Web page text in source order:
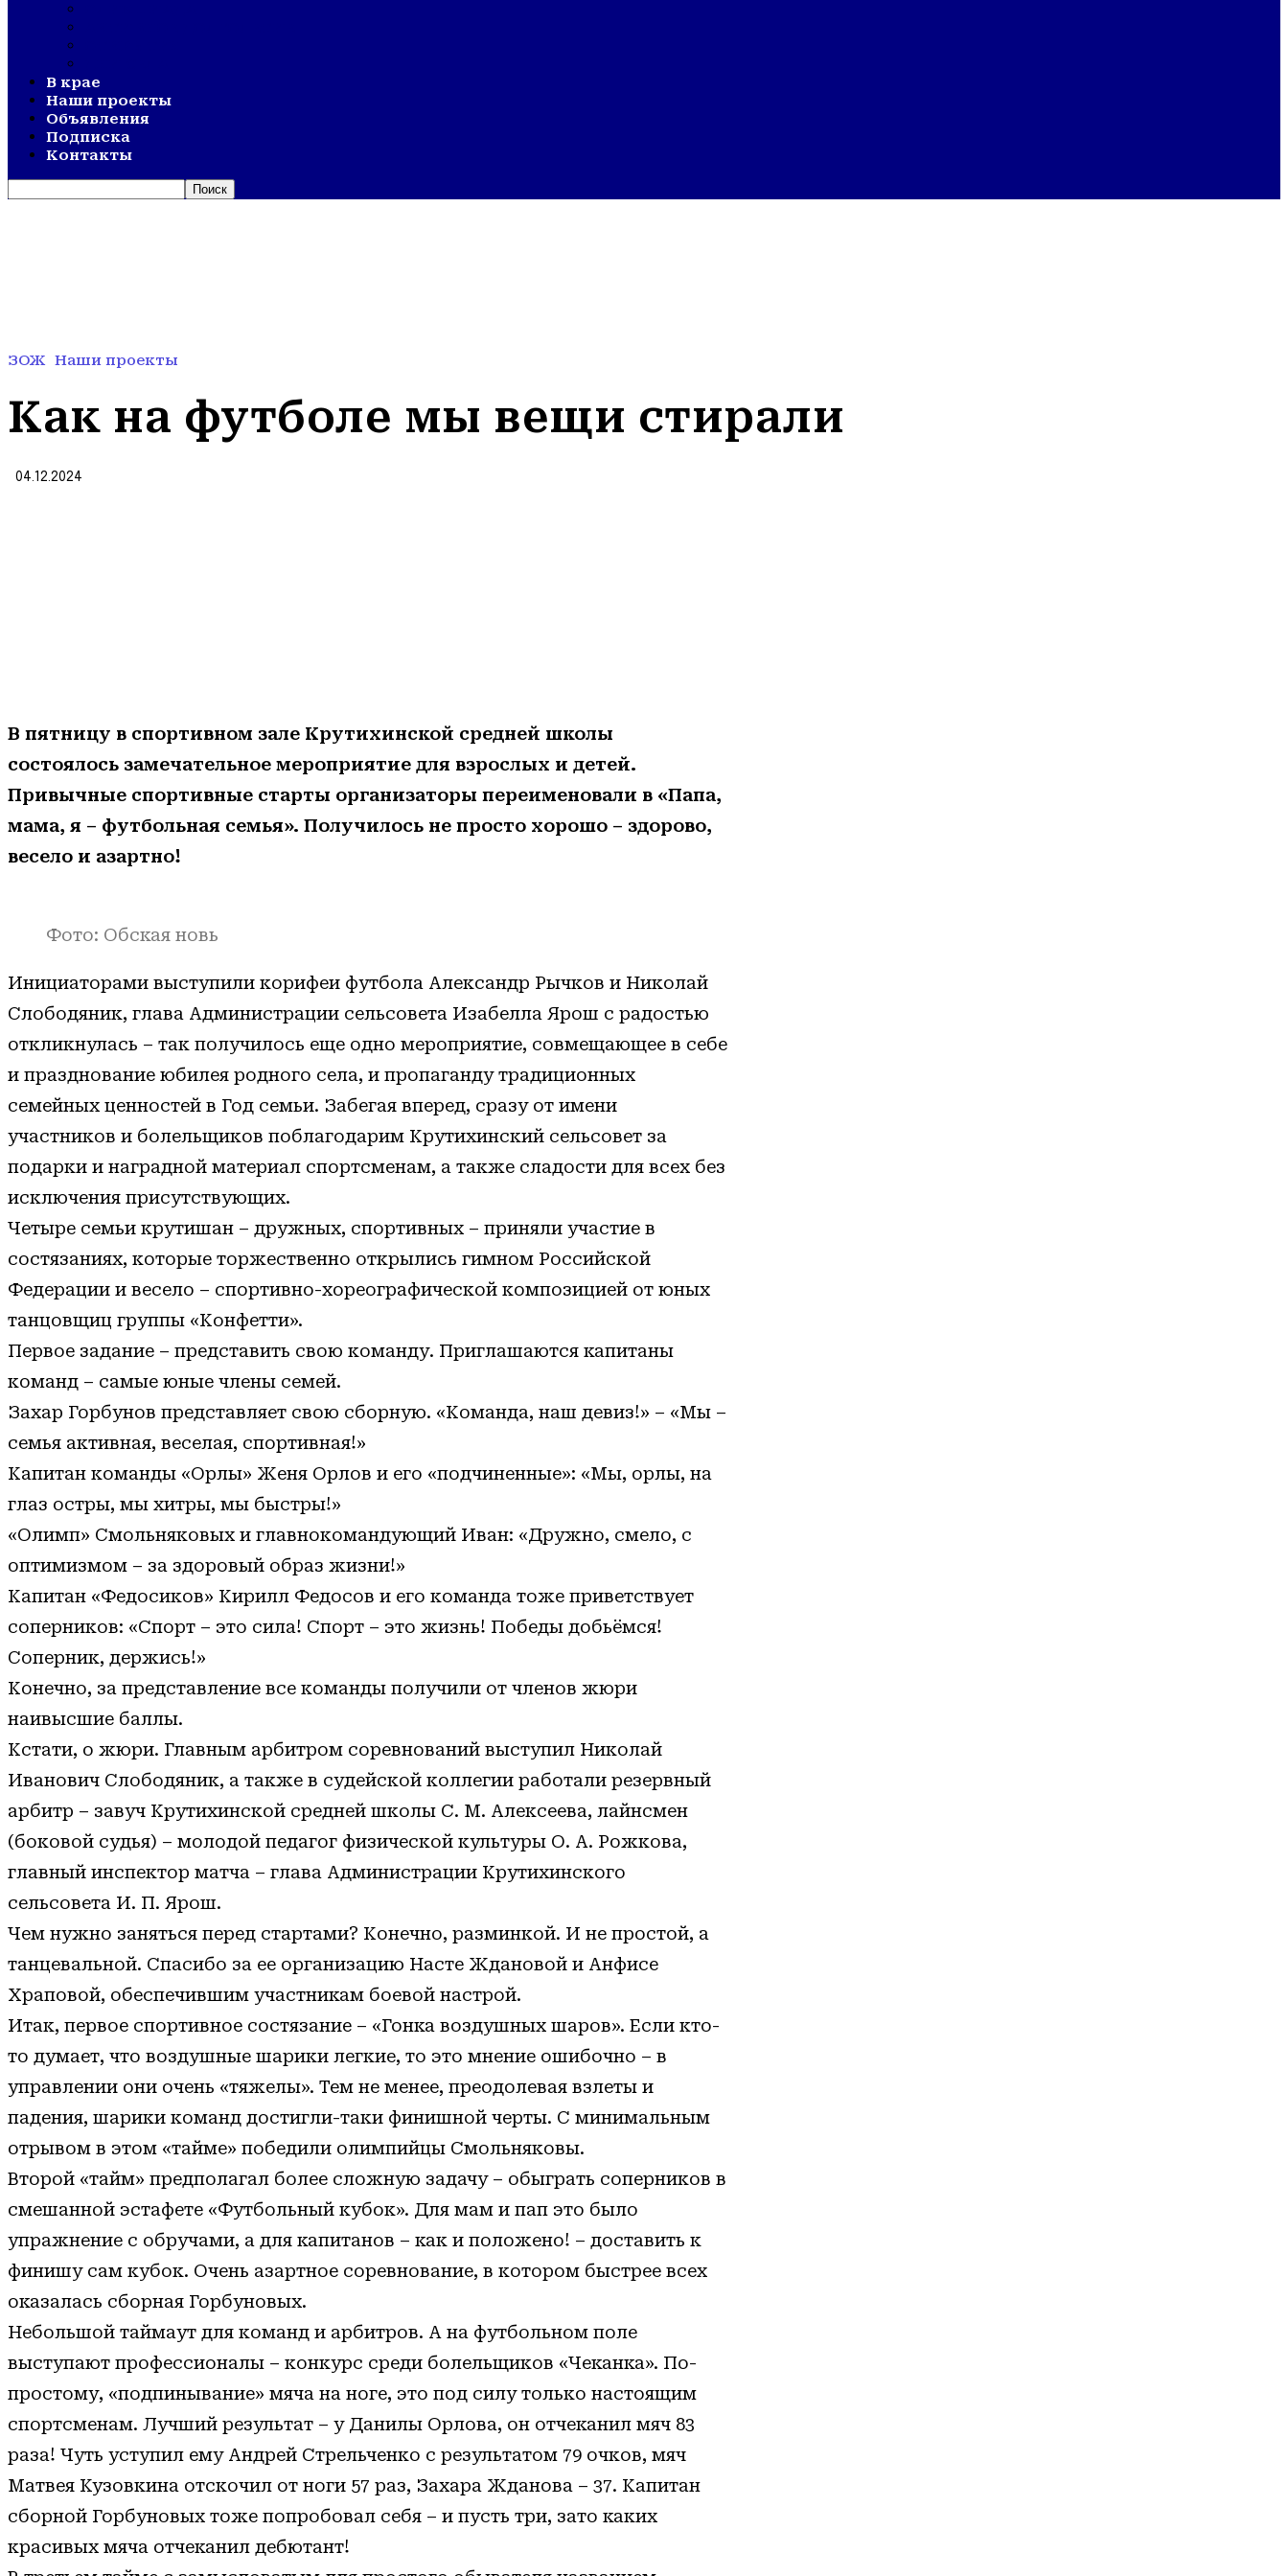
В крае
Наши проекты
Объявления
Подписка
Контакты
ЗОЖ Наши проекты
Как на футболе мы вещи стирали
04.12.2024
В пятницу в спортивном зале Крутихинской средней школы
состоялось замечательное мероприятие для взрослых и детей.
Привычные спортивные старты организаторы переименовали в «Папа,
мама, я – футбольная семья». Получилось не просто хорошо – здорово,
весело и азартно!
Фото: Обская новь
Инициаторами выступили корифеи футбола Александр Рычков и Николай
Слободяник, глава Администрации сельсовета Изабелла Ярош с радостью
откликнулась – так получилось еще одно мероприятие, совмещающее в себе
и празднование юбилея родного села, и пропаганду традиционных
семейных ценностей в Год семьи. Забегая вперед, сразу от имени
участников и болельщиков поблагодарим Крутихинский сельсовет за
подарки и наградной материал спортсменам, а также сладости для всех без
исключения присутствующих.
Четыре семьи крутишан – дружных, спортивных – приняли участие в
состязаниях, которые торжественно открылись гимном Российской
Федерации и весело – спортивно-хореографической композицией от юных
танцовщиц группы «Конфетти».
Первое задание – представить свою команду. Приглашаются капитаны
команд – самые юные члены семей.
Захар Горбунов представляет свою сборную. «Команда, наш девиз!» – «Мы –
семья активная, веселая, спортивная!»
Капитан команды «Орлы» Женя Орлов и его «подчиненные»: «Мы, орлы, на
глаз остры, мы хитры, мы быстры!»
«Олимп» Смольняковых и главнокомандующий Иван: «Дружно, смело, с
оптимизмом – за здоровый образ жизни!»
Капитан «Федосиков» Кирилл Федосов и его команда тоже приветствует
соперников: «Спорт – это сила! Спорт – это жизнь! Победы добьёмся!
Соперник, держись!»
Конечно, за представление все команды получили от членов жюри
наивысшие баллы.
Кстати, о жюри. Главным арбитром соревнований выступил Николай
Иванович Слободяник, а также в судейской коллегии работали резервный
арбитр – завуч Крутихинской средней школы С. М. Алексеева, лайнсмен
(боковой судья) – молодой педагог физической культуры О. А. Рожкова,
главный инспектор матча – глава Администрации Крутихинского
сельсовета И. П. Ярош.
Чем нужно заняться перед стартами? Конечно, разминкой. И не простой, а
танцевальной. Спасибо за ее организацию Насте Ждановой и Анфисе
Храповой, обеспечившим участникам боевой настрой.
Итак, первое спортивное состязание – «Гонка воздушных шаров». Если кто-
то думает, что воздушные шарики легкие, то это мнение ошибочно – в
управлении они очень «тяжелы». Тем не менее, преодолевая взлеты и
падения, шарики команд достигли-таки финишной черты. С минимальным
отрывом в этом «тайме» победили олимпийцы Смольняковы.
Второй «тайм» предполагал более сложную задачу – обыграть соперников в
смешанной эстафете «Футбольный кубок». Для мам и пап это было
упражнение с обручами, а для капитанов – как и положено! – доставить к
финишу сам кубок. Очень азартное соревнование, в котором быстрее всех
оказалась сборная Горбуновых.
Небольшой таймаут для команд и арбитров. А на футбольном поле
выступают профессионалы – конкурс среди болельщиков «Чеканка». По-
простому, «подпинывание» мяча на ноге, это под силу только настоящим
спортсменам. Лучший результат – у Данилы Орлова, он отчеканил мяч 83
раза! Чуть уступил ему Андрей Стрельченко с результатом 79 очков, мяч
Матвея Кузовкина отскочил от ноги 57 раз, Захара Жданова – 37. Капитан
сборной Горбуновых тоже попробовал себя – и пусть три, зато каких
красивых мяча отчеканил дебютант!